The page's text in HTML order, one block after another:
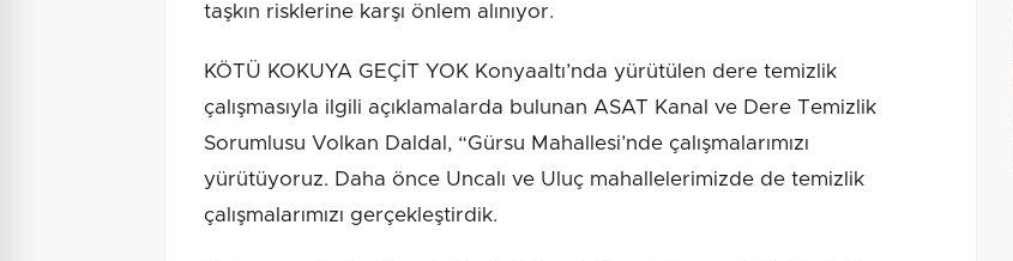
taşkın risklerine karşı önlem alınıyor.
KÖTÜ KOKUYA GEÇİT YOK Konyaaltı’nda yürütülen dere temizlik
çalışmasıyla ilgili açıklamalarda bulunan ASAT Kanal ve Dere Temizlik
Sorumlusu Volkan Daldal, “Gürsu Mahallesi’nde çalışmalarımızı
yürütüyoruz. Daha önce Uncalı ve Uluç mahallelerimizde de temizlik
çalışmalarımızı gerçekleştirdik.